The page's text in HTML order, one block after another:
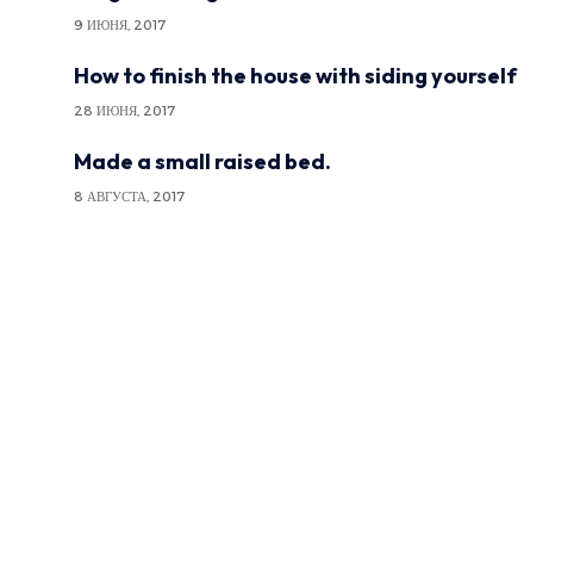
9 ИЮНЯ, 2017
How to finish the house with siding yourself
28 ИЮНЯ, 2017
Made a small raised bed.
8 АВГУСТА, 2017